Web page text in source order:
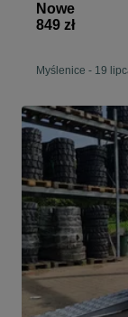
Nowe
849 zł
Myślenice - 19